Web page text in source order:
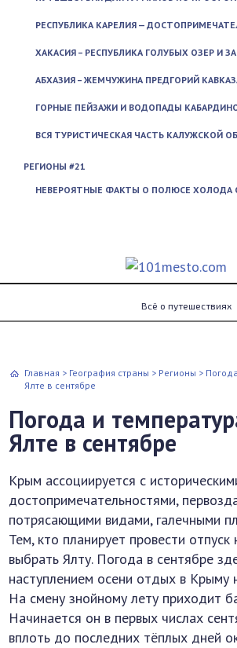
РЕСПУБЛИКА КАРЕЛИЯ —
ХАКАСИЯ – РЕСПУБЛИКА ГОЛУБЫХ ОЗЕР И
АБХАЗИЯ – ЖЕМЧУЖИНА ПРЕДГОРИЙ
ГОРНЫЕ ПЕЙЗАЖИ И ВОДОПАДЫ
ВСЯ ТУРИСТИЧЕСКАЯ ЧАСТЬ КАЛУЖСКОЙ
РЕГИОНЫ #21
НЕВЕРОЯТНЫЕ ФАКТЫ О ПОЛЮСЕ ХОЛОДА
Всё о путешествиях
Главная > География страны > Регионы >
Ялте в сентябре
Погода и
Ялте в сентябре
Крым ассоциируется с
достопримечательностями,
потрясающими видами, галечными
Тем, кто планирует провести
выбрать Ялту. Погода в сентябре
наступлением осени отдых в Крыму
На смену знойному лету приходит
Начинается он в первых числах
вплоть до последних тёплых дней